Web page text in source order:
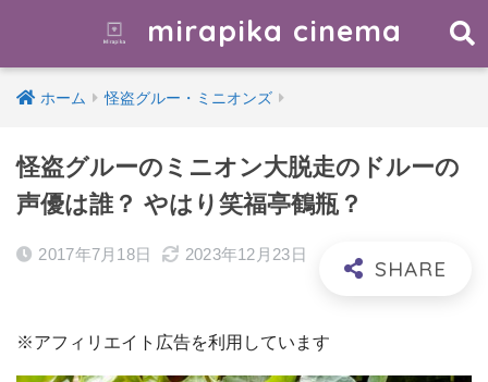
mirapika cinema
ホーム 怪盗グルー・ミニオンズ
怪盗グルーのミニオン大脱走のドルーの
声優は誰？ やはり笑福亭鶴瓶？
2017年7月18日 2023年12月23日
※アフィリエイト広告を利用しています